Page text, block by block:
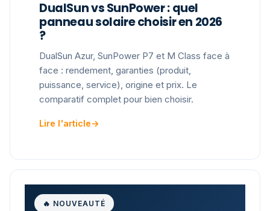
DualSun vs SunPower : quel
panneau solaire choisir en 2026
?
DualSun Azur, SunPower P7 et M Class face à
face : rendement, garanties (produit,
puissance, service), origine et prix. Le
comparatif complet pour bien choisir.
Lire l'article→
🔥 NOUVEAUTÉ